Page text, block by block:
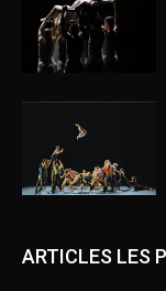
ARTICLES LES